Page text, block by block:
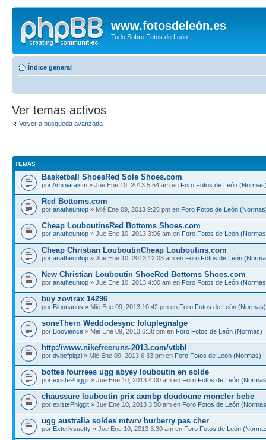
www.fotosdeleón.es
Todo Sobre Fotos de León
Índice general
Ver temas activos
Volver a búsqueda avanzada
TEMAS
Basketball ShoesRed Sole Shoes.com
porAminiaraism » Jue Ene 10, 2013 5:54 am en Foro Fotos de León
Red Bottoms.com
por anatheuntop » Mié Ene 09, 2013 9:26 pm en Foro Fotos de León
Cheap LouboutinsRed Bottoms Shoes.com
por anatheuntop » Jue Ene 10, 2013 3:06 am en Foro Fotos de León
Cheap Christian LouboutinCheap Louboutins.com
por anatheuntop » Jue Ene 10, 2013 12:08 am en Foro Fotos de León
New Christian Louboutin ShoeRed Bottoms Shoes.com
por anatheuntop » Jue Ene 10, 2013 4:00 am en Foro Fotos de León
buy zovirax 14296
por Bloonanus » Mié Ene 09, 2013 10:42 pm en Foro Fotos de León (Normas)
soneThern Weddodesync foluplegnalge
por Boovience » Mié Ene 09, 2013 6:38 pm en Foro Fotos de León (Normas)
http://www.nikefreeruns-2013.com/vtbhl
por dvbcfpigzi » Mié Ene 09, 2013 6:33 pm en Foro Fotos de León (Normas)
bottes fourrees ugg abyey louboutin en solde
por existePhiggit » Jue Ene 10, 2013 4:00 am en Foro Fotos de León
chaussure louboutin prix axmbp doudoune moncler bebe
por existePhiggit » Jue Ene 10, 2013 3:50 am en Foro Fotos de León
ugg australia soldes mtwrv burberry pas cher
por Exterlysuetty » Jue Ene 10, 2013 3:30 am en Foro Fotos de León